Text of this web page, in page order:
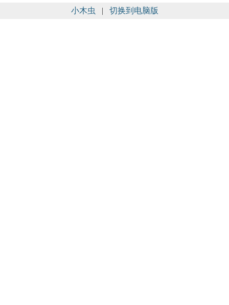
小木虫 | 切换到电脑版